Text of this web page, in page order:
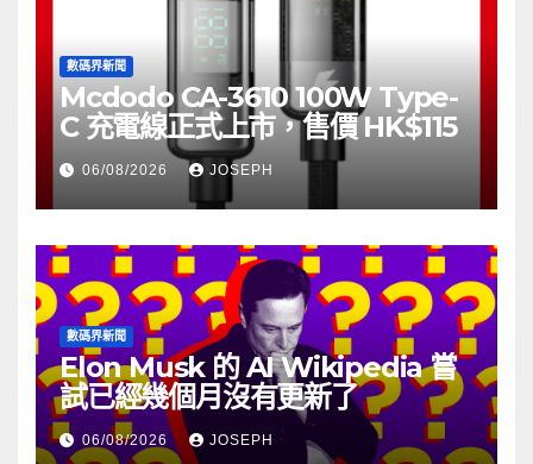
數碼界新聞
Mcdodo CA-3610 100W Type-
C 充電線正式上市，售價 HK$115
06/08/2026 JOSEPH
數碼界新聞
Elon Musk 的 AI Wikipedia 嘗
試已經幾個月沒有更新了
06/08/2026 JOSEPH